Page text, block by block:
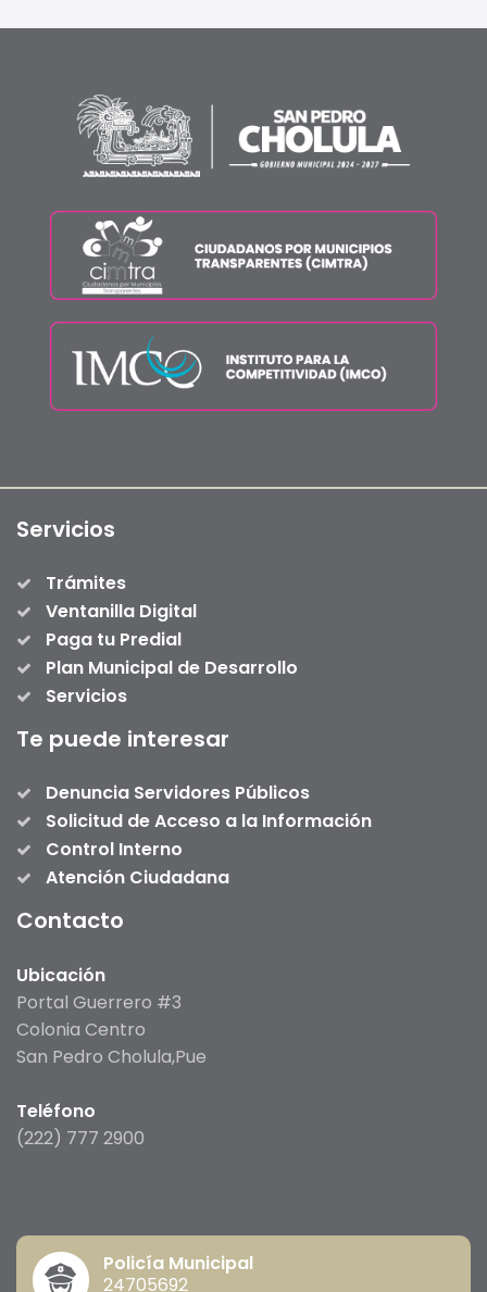
Servicios
Trámites
Ventanilla Digital
Paga tu Predial
Plan Municipal de Desarrollo
Servicios
Te puede interesar
Denuncia Servidores Públicos
Solicitud de Acceso a la Información
Control Interno
Atención Ciudadana
Contacto
Ubicación
Portal Guerrero #3
Colonia Centro
San Pedro Cholula,Pue
Teléfono
(222) 777 2900
Policía Municipal
24705692